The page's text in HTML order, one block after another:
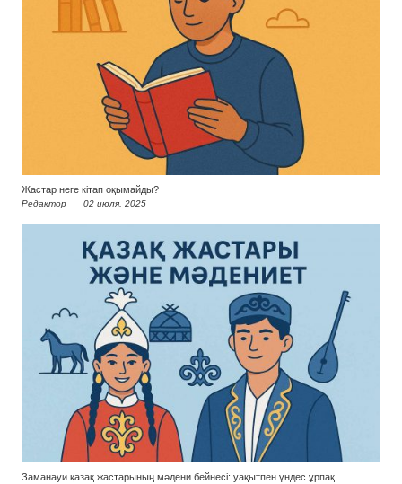
Жастар неге кітап оқымайды?
Редактор 02 июля, 2025
Заманауи қазақ жастарының мәдени бейнесі: уақытпен үндес ұрпақ